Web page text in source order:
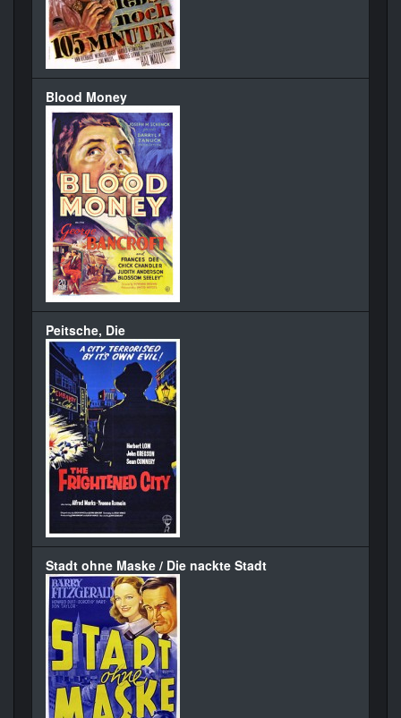
Blood Money
Peitsche, Die
Stadt ohne Maske / Die nackte Stadt